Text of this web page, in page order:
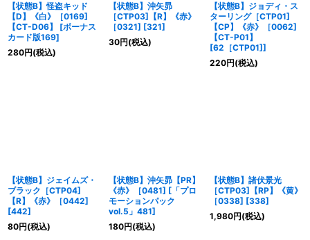
【状態B】怪盗キッド
【D】《白》［0169]
【CT-D06】
[ボーナス
カード版169]
280円(税込)
【状態B】沖矢昴
［CTP03]【R】《赤》
［0321] [321]
30円(税込)
【状態B】ジョディ・ス
ターリング［CTP01]
【CP】《赤》［0062]
【CT-P01】
[62［CTP01]]
220円(税込)
【状態B】ジェイムズ・
ブラック［CTP04]
【R】《赤》［0442]
[442]
80円(税込)
【状態B】沖矢昴【PR】
《赤》［0481] [「プロ
モーションパック
vol.5」481]
180円(税込)
【状態B】諸伏景光
［CTP03]【RP】《黄》
［0338] [338]
1,980円(税込)